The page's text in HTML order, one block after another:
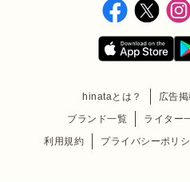
hinataとは？ 広告
ブランド一覧
ライター
利用規約
プライバシーポリ